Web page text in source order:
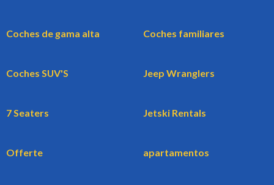
Coches de gama alta Coches familiares
Coches SUV'S Jeep Wranglers
7 Seaters Jetski Rentals
Offerte apartamentos